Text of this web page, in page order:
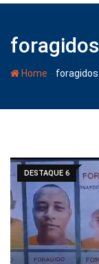
foragidos
Home - foragidos
DESTAQUE 6